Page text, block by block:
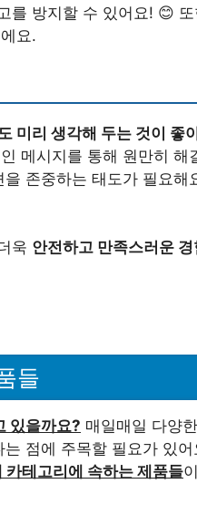
를 방지할 수 있어요! 😊
요.
미리 생각해 두는 것이 좋
메시지를 통해 원만히 해
존중하는 태도가 필요해
욱 안전하고 만족스러운 경
들
있을까요? 매일매일 다양
점에 주목할 필요가 있
카테고리에 속하는 제품들